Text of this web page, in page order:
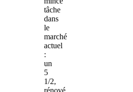
tâche
dans
le
marché
actuel
:
un
5
1/2,
rénové,